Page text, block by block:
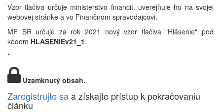
Vzor tlačiva určuje ministerstvo financií, uverejňuje ho na svojej
webovej stránke a vo Finančnom spravodajcovi.
MF SR určuje za rok 2021 nový vzor tlačiva "Hlásenie" pod
kódom HLASENIEv21_1.
*
Uzamknutý obsah.
Zaregistrujte saa získajte prístup k pokračovaniu
článku